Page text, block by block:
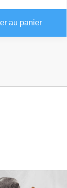
au panier